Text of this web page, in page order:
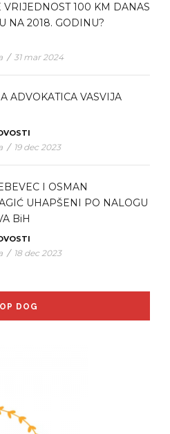
VRIJEDNOST 100 KM DANAS
NA 2018. GODINU?
/ 31 mar 2024
ADVOKATICA VASVIJA
/ 19 dec 2023
I OSMAN
UHAPŠENI PO NALOGU
BiH
/ 18 dec 2023
DOG